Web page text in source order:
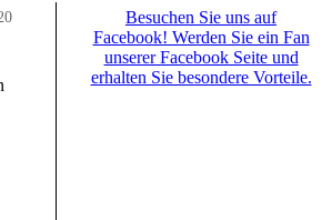
Besuchen Sie uns auf
Facebook! Werden Sie ein Fan
unserer Facebook Seite und
erhalten Sie besondere Vorteile.